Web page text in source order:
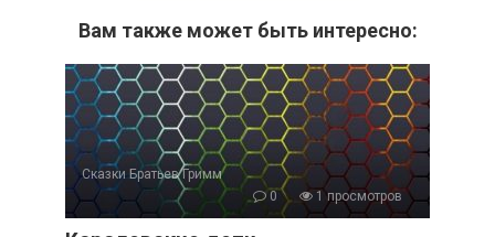
Вам также может быть интересно:
Сказки Братьев Гримм
0
1 просмотров